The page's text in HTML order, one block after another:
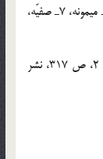
عايشه، 2ـ حفصه، 3ـ امّ‌سلمه، 4ـ امّ‌حبيبه، 5ـ زينب، 6ـ ميمونه، 7ـ صفيّه،
[2] ـ رک: خزائن نراقي، ص 109؛ احتجاج طبرسي، ج 2، ص 317، نشر